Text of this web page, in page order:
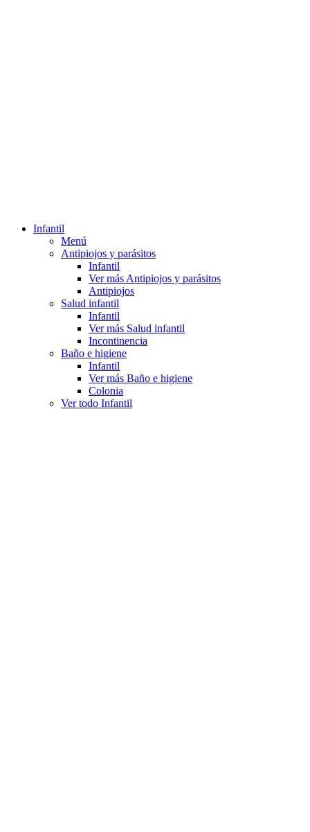
Infantil
Menú
Antipiojos y parásitos
Infantil
Ver más Antipiojos y parásitos
Antipiojos
Salud infantil
Infantil
Ver más Salud infantil
Incontinencia
Baño e higiene
Infantil
Ver más Baño e higiene
Colonia
Ver todo Infantil